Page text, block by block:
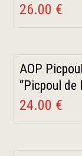
26.00 €
AOP
“Picpoul de
24.00 €